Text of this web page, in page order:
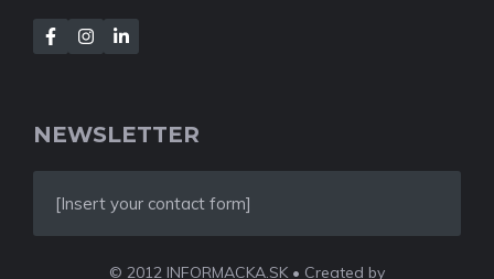
NEWSLETTER
[Insert your contact form]
© 2012 INFORMACKA.SK • Created by